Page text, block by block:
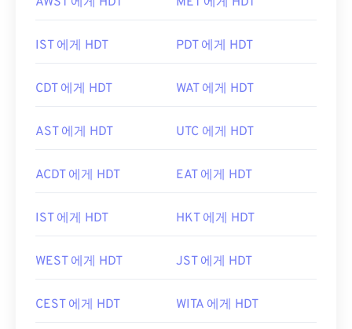
IST 에게 HDT PDT 에게 HDT
CDT 에게 HDT WAT 에게 HDT
AST 에게 HDT UTC 에게 HDT
ACDT 에게 HDT EAT 에게 HDT
IST 에게 HDT HKT 에게 HDT
WEST 에게 HDT JST 에게 HDT
CEST 에게 HDT WITA 에게 HDT